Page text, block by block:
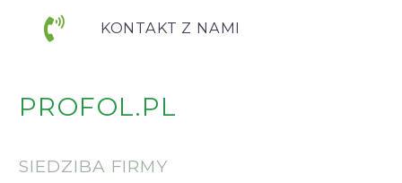
KONTAKT Z NAMI
PROFOL.PL
SIEDZIBA FIRMY